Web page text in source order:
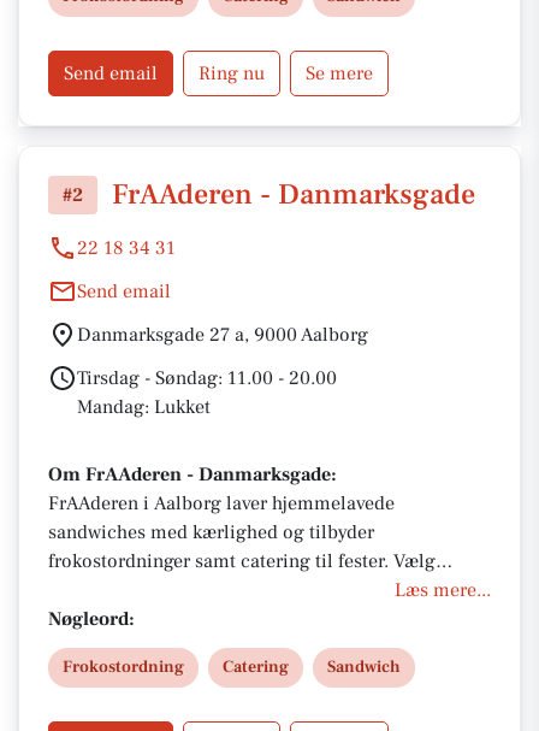
passer til både hverdag og fest.
Send email Ring nu Se mere
#2 FrAAderen - Danmarksgade
22 18 34 31
Send email
Danmarksgade 27 a, 9000 Aalborg
Tirsdag - Søndag: 11.00 - 20.00
Mandag: Lukket
Om FrAAderen - Danmarksgade:
FrAAderen i Aalborg laver hjemmelavede
sandwiches med kærlighed og tilbyder
frokostordninger samt catering til fester. Vælg
mellem sandwiches, tapas, buffet eller salater – alt
lavet af friske råvarer og årstidens grønt. Med fokus
på kvalitet og smag får du en madoplevelse, der
passer til både hverdag og fest.
Læs mere...
Nøgleord:
Frokostordning Catering Sandwich